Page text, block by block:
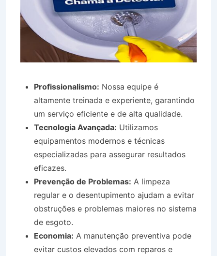
Profissionalismo: Nossa equipe é
altamente treinada e experiente, garantindo
um serviço eficiente e de alta qualidade.
Tecnologia Avançada: Utilizamos
equipamentos modernos e técnicas
especializadas para assegurar resultados
eficazes.
Prevenção de Problemas: A limpeza
regular e o desentupimento ajudam a evitar
obstruções e problemas maiores no sistema
de esgoto.
Economia: A manutenção preventiva pode
evitar custos elevados com reparos e